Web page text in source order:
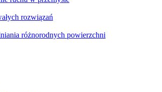
rozwiązań
różnorodnych powierzchni